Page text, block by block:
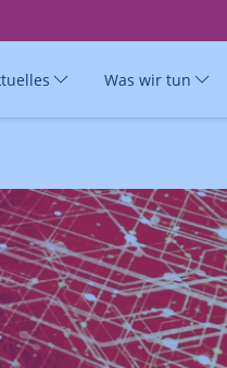
Was wir tun